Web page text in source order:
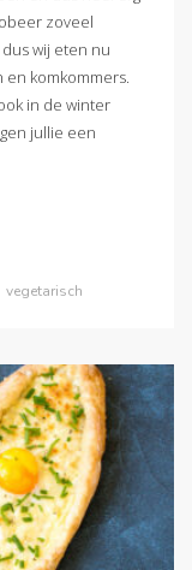
zoveel
wij eten nu
komkommers.
in de winter
jullie een
vegetarisch